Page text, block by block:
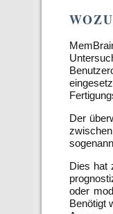
Der
Dies hat
oder
Benötigt